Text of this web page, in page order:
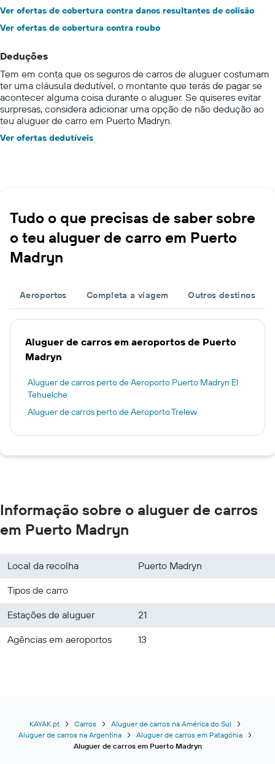
Ver ofertas de cobertura contra danos resultantes de colisão
Ver ofertas de cobertura contra roubo
Deduções
Tem em conta que os seguros de carros de aluguer costumam
ter uma cláusula dedutível, o montante que terás de pagar se
acontecer alguma coisa durante o aluguer. Se quiseres evitar
surpresas, considera adicionar uma opção de não dedução ao
teu aluguer de carro em Puerto Madryn.
Ver ofertas dedutíveis
Tudo o que precisas de saber sobre
o teu aluguer de carro em Puerto
Madryn
Aeroportos Completa a viagem Outros destinos
Aluguer de carros em aeroportos de Puerto
Madryn
Aluguer de carros perto de Aeroporto Puerto Madryn El
Tehuelche
Aluguer de carros perto de Aeroporto Trelew
Informação sobre o aluguer de carros
em Puerto Madryn
Local da recolha
Puerto Madryn
Tipos de carro
Estações de aluguer
21
Agências em aeroportos
13
KAYAK.pt Carros
Aluguer de carros na América do Sul
Aluguer de carros na Argentina
Aluguer de carros em Patagónia
Aluguer de carros em Puerto Madryn